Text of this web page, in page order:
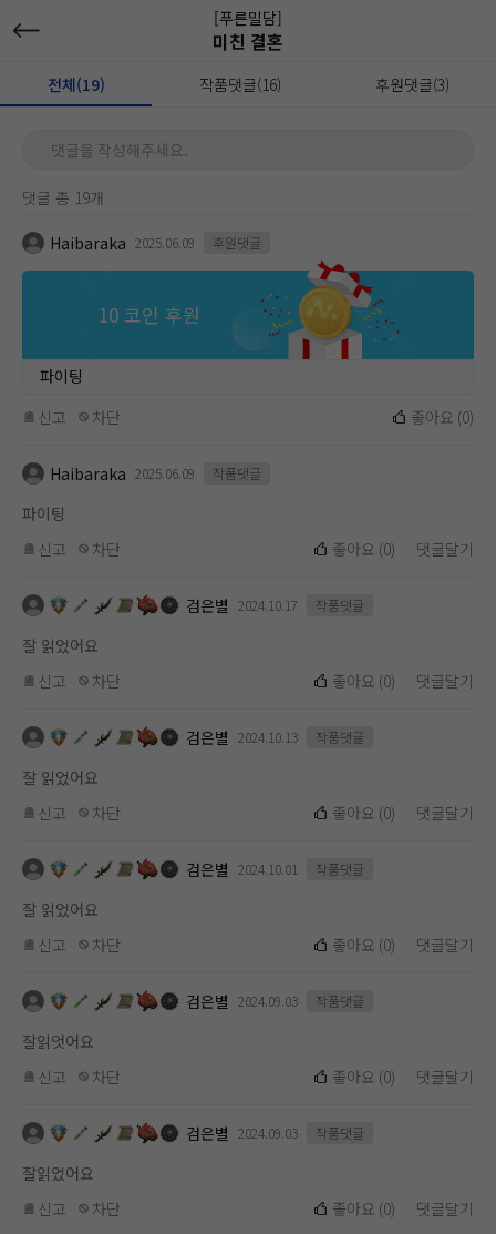
[푸른밀담]
미친 결혼
전체(19) 작품댓글(16) 후원댓글(3)
댓글을 작성해주세요.
댓글 총 19개
Haibaraka 2025.06.09 후원댓글
10 코인 후원
파이팅
신고
차단 좋아요 (0)
Haibaraka 2025.06.09 작품댓글
파이팅
신고
차단 좋아요 (0) 댓글달기
검은별 2024.10.17 작품댓글
잘 읽었어요
신고
차단 좋아요 (0) 댓글달기
검은별 2024.10.13 작품댓글
잘 읽었어요
신고
차단 좋아요 (0) 댓글달기
검은별 2024.10.01 작품댓글
잘 읽었어요
신고
차단 좋아요 (0) 댓글달기
검은별 2024.09.03 작품댓글
잘읽엇어요
신고
차단 좋아요 (0) 댓글달기
검은별 2024.09.03 작품댓글
잘읽었어요
신고
차단 좋아요 (0) 댓글달기